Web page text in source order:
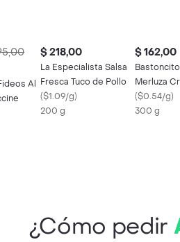
Al
$ 218,00
La Especialista Salsa
Fresca Tuco de Pollo
($1.09/g)
200 g
$ 162,00
Merluza
Artico
($0.54/g)
300 g
¿Cómo pedir